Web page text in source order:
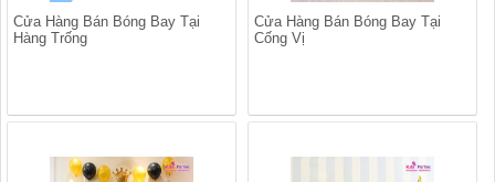
Cửa Hàng Bán Bóng Bay Tại
Hàng Trống
Cửa Hàng Bán Bóng Bay Tại
Cống Vị